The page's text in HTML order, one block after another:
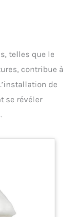
telles que le
contribue à
de
se révéler